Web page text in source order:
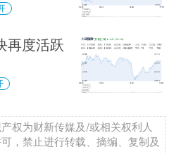
再度活跃
权为财新传媒及/或相关权利人
，禁止进行转载、摘编、复制及